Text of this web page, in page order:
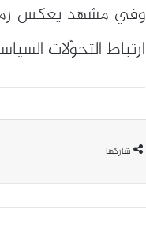
وفي مشهد يعكس
ارتباط التحوّلات
شاركها